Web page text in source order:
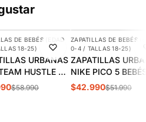
DE BEBÉS (EDAD
18-25)
URBANAS
HUSTLE D
|
$58.990
-17%
ZAPATILLAS DE BEBÉS
0-4 / TALLAS 18-25)
ZAPATILLAS
NIKE PICO 5
AR4162-100
$42.990$51.990